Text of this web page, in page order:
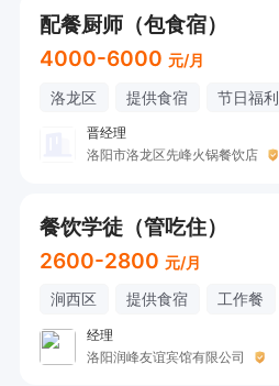
配餐厨师（包食宿）
4000-6000 元/月
洛龙区 提供食宿 节日福利
晋经理
洛阳市洛龙区先峰火锅餐饮店
餐饮学徒（管吃住）
2600-2800 元/月
涧西区 提供食宿 工作餐
经理
洛阳润峰友谊宾馆有限公司